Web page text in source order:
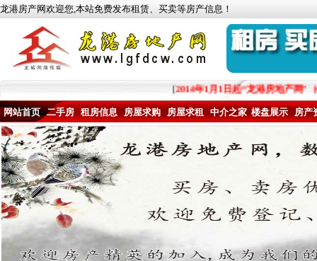
龙港房产网欢迎您,本站免费发布租赁、买卖等房产信息！
[2014年1月1日起“龙港房地产网”（
网站首页 二手房 租房信息 房屋求购 房屋求租 中介之家 楼盘展示 房产